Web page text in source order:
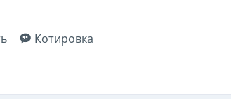
Котировка